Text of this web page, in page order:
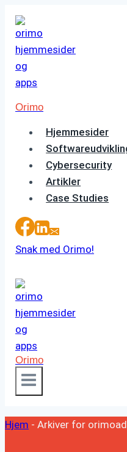
Fortsæt
indhold
Orimo
Hjemmesider
Cybersecurity
Artikler
Case Studies
Snak med Orimo!
Orimo
Hjem - Arkiver for